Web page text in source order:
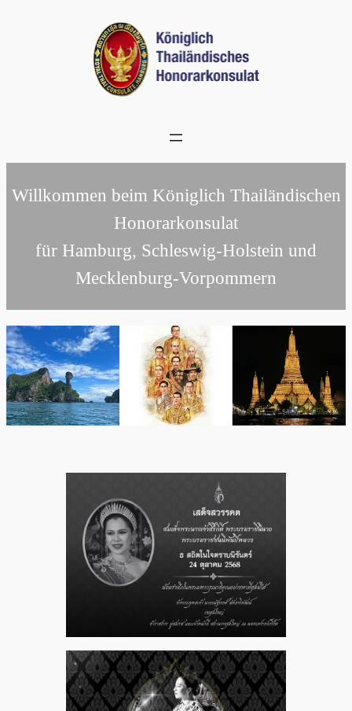
Willkommen beim Königlich Thailändischen
Honorarkonsulat
für Hamburg, Schleswig-Holstein und
Mecklenburg-Vorpommern